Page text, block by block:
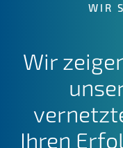
WIR
Wir
Ihren